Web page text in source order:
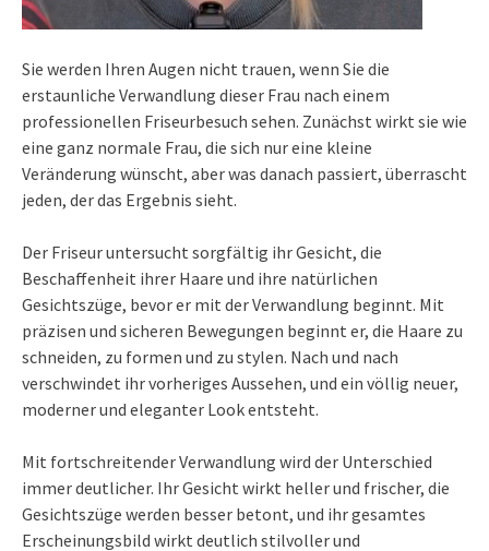
Sie werden Ihren Augen nicht trauen, wenn Sie die
erstaunliche Verwandlung dieser Frau nach einem
professionellen Friseurbesuch sehen. Zunächst wirkt sie wie
eine ganz normale Frau, die sich nur eine kleine
Veränderung wünscht, aber was danach passiert, überrascht
jeden, der das Ergebnis sieht.
Der Friseur untersucht sorgfältig ihr Gesicht, die
Beschaffenheit ihrer Haare und ihre natürlichen
Gesichtszüge, bevor er mit der Verwandlung beginnt. Mit
präzisen und sicheren Bewegungen beginnt er, die Haare zu
schneiden, zu formen und zu stylen. Nach und nach
verschwindet ihr vorheriges Aussehen, und ein völlig neuer,
moderner und eleganter Look entsteht.
Mit fortschreitender Verwandlung wird der Unterschied
immer deutlicher. Ihr Gesicht wirkt heller und frischer, die
Gesichtszüge werden besser betont, und ihr gesamtes
Erscheinungsbild wirkt deutlich stilvoller und